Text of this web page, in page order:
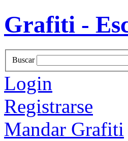
Grafiti -
Buscar
Login
Registrarse
Mandar Grafiti